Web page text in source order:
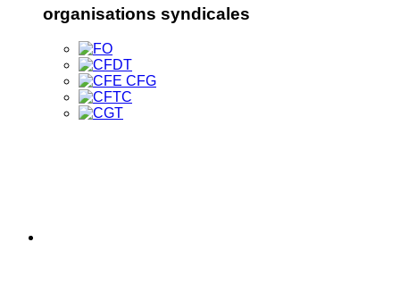
organisations syndicales